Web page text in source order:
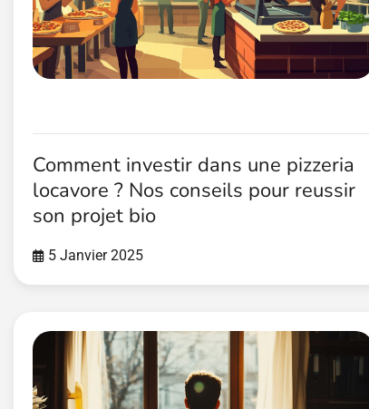
Comment investir dans une pizzeria
locavore ? Nos conseils pour reussir
son projet bio
5 Janvier 2025